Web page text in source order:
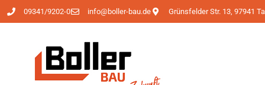
09341/9202-0 info@boller-bau.de Grünsfelder Str. 13, 97941